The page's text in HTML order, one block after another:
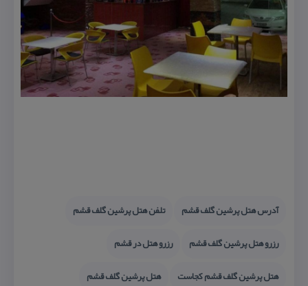
آدرس هتل پرشین گلف قشم
تلفن هتل پرشین گلف قشم
رزرو هتل پرشین گلف قشم
رزرو هتل در قشم
هتل پرشین گلف قشم كجاست
هتل پرشین گلف قشم